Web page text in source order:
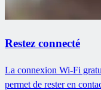
Restez connecté
La connexion Wi-Fi
permet de rester en